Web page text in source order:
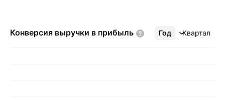
Конверсия выручки в прибыль Год Квартал
Ещё